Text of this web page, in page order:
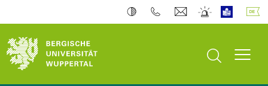
Suche öffnen